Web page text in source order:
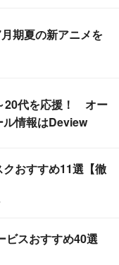
期夏の新アニメを
20代を応援！ オー
ル情報はDeview
おすすめ11選【徹
ビスおすすめ40選